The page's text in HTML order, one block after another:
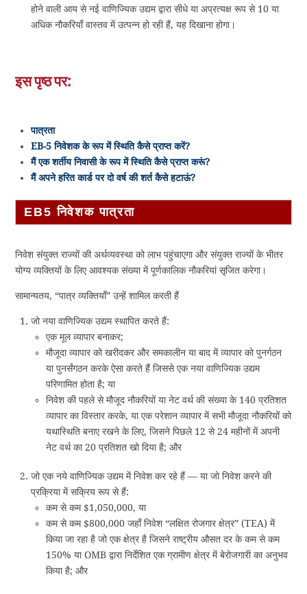
होने वाली आय से नई वाणिज्यिक उद्यम द्वारा सीधे या अप्रत्यक्ष रूप से 10 या
अधिक नौकरियाँ वास्तव में उत्पन्न हो रही हैं, यह दिखाना होगा।
इस पृष्ठ पर:
पात्रता
EB-5 निवेशक के रूप में स्थिति कैसे प्राप्त करें?
मैं एक शर्तीय निवासी के रूप में स्थिति कैसे प्राप्त करूं?
मैं अपने हरित कार्ड पर दो वर्ष की शर्त कैसे हटाऊं?
EB5 निवेशक पात्रता
निवेश संयुक्त राज्यों की अर्थव्यवस्था को लाभ पहुंचाएगा और संयुक्त राज्यों के भीतर
योग्य व्यक्तियों के लिए आवश्यक संख्या में पूर्णकालिक नौकरियां सृजित करेगा।
सामान्यतय, “पात्र व्यक्तियाँ” उन्हें शामिल करती हैं
जो नया वाणिज्यिक उद्यम स्थापित करते हैं:
एक मूल व्यापार बनाकर;
मौजूदा व्यापार को खरीदकर और समकालीन या बाद में व्यापार को पुनर्गठन
या पुनर्संगठन करके ऐसा करते हैं जिससे एक नया वाणिज्यिक उद्यम
परिणामित होता है; या
निवेश की पहले से मौजूद नौकरियों या नेट वर्थ की संख्या के 140 प्रतिशत
व्यापार का विस्तार करके, या एक परेशान व्यापार में सभी मौजूदा नौकरियों को
यथास्थिति बनाए रखने के लिए, जिसने पिछले 12 से 24 महीनों में अपनी
नेट वर्थ का 20 प्रतिशत खो दिया है; और
जो एक नये वाणिज्यिक उद्यम में निवेश कर रहे हैं — या जो निवेश करने की
प्रक्रिया में सक्रिय रूप से हैं:
कम से कम $1,050,000, या
कम से कम $800,000 जहाँ निवेश “लक्षित रोजगार क्षेत्र” (TEA) में
किया जा रहा है जो एक क्षेत्र है जिसने राष्ट्रीय औसत दर के कम से कम
150% या OMB द्वारा निर्देशित एक ग्रामीण क्षेत्र में बेरोजगारी का अनुभव
किया है; और